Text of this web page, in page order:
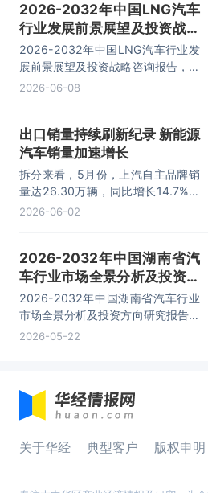
2026-2032年中国LNG汽车
行业发展前景展望及投资战略
咨询报告
2026-2032年中国LNG汽车行业发
展前景展望及投资战略咨询报告，主
要包括产业投资分析、相关产业走势
2026-06-08
出口销量持续刷新纪录 新能源
汽车销量加速增长
拆分来看，5月份，上汽自主品牌销
量达26.30万辆，同比增长14.7%；
新能源汽车销售18.20万辆，同比增
2026-06-02
2026-2032年中国湖南省汽
车行业市场全景分析及投资方
向研究报告
2026-2032年中国湖南省汽车行业
市场全景分析及投资方向研究报告，
主要包括发展现状、发展综述、企业
2026-05-22
关于华经 典型客户 版权申明